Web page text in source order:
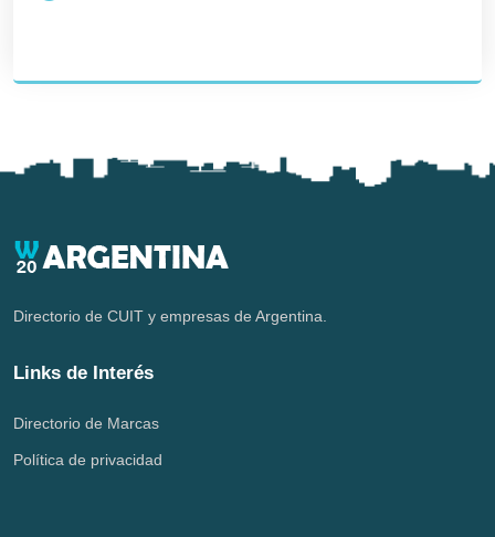
Directorio de CUIT y empresas de Argentina.
Links de Interés
Directorio de Marcas
Política de privacidad